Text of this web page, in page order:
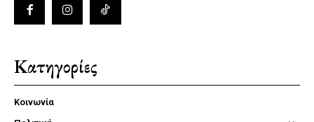
Κατηγορίες
Κοινωνία